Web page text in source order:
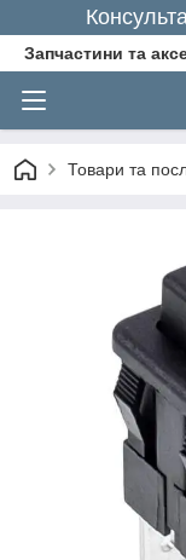
Запчастини та
Товари та